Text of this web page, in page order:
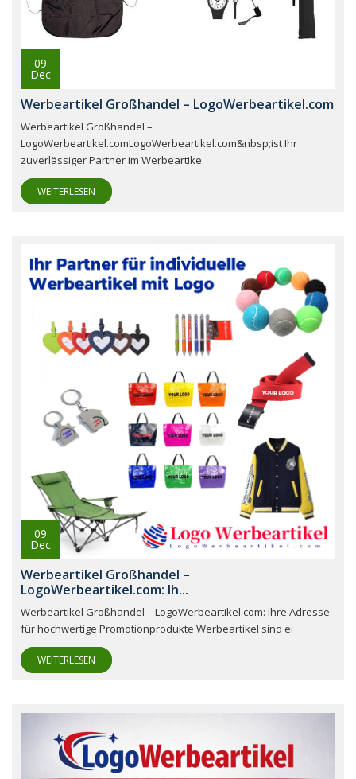
09
Dec
Werbeartikel Großhandel – LogoWerbeartikel.com
Werbeartikel Großhandel –
LogoWerbeartikel.comLogoWerbeartikel.com&nbsp;ist Ihr
zuverlässiger Partner im Werbeartike
WEITERLESEN
09
Dec
Werbeartikel Großhandel –
LogoWerbeartikel.com: Ih...
Werbeartikel Großhandel – LogoWerbeartikel.com: Ihre Adresse
für hochwertige Promotionprodukte Werbeartikel sind ei
WEITERLESEN